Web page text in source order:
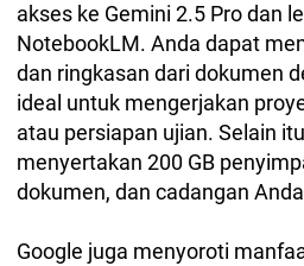
akses ke Gemini 2.5 Pro dan
NotebookLM. Anda dapat
dan ringkasan dari dokumen
ideal untuk mengerjakan
atau persiapan ujian. Selain
menyertakan 200 GB
dokumen, dan cadangan
Google juga menyoroti